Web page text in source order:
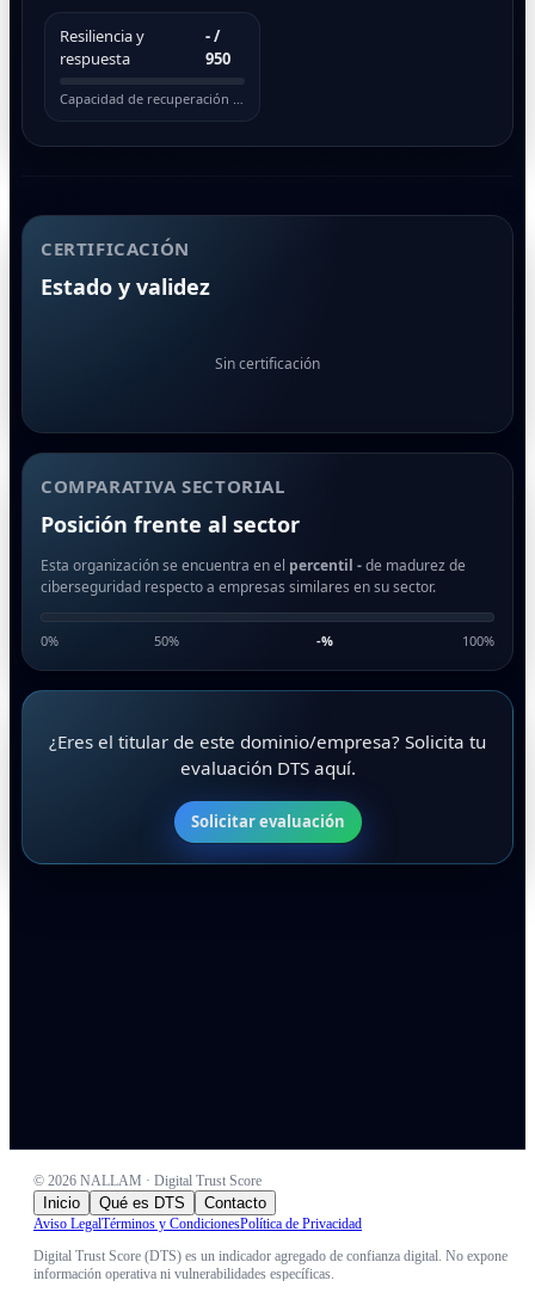
Resiliencia y
respuesta
-/
950
Capacidad de recuperación ante incidentes
CERTIFICACIÓN
Estado y validez
Sin certificación
COMPARATIVA SECTORIAL
Posición frente al sector
Esta organización se encuentra en el percentil -de madurez de
ciberseguridad respecto a empresas similares en su sector.
0% 50% -% 100%
¿Eres el titular de este dominio/empresa? Solicita tu
evaluación DTS aquí.
Solicitar evaluación
© 2026 NALLAM · Digital Trust Score
Inicio Qué es DTS Contacto
Aviso LegalTérminos y CondicionesPolítica de Privacidad
Digital Trust Score (DTS) es un indicador agregado de confianza digital. No expone
información operativa ni vulnerabilidades específicas.